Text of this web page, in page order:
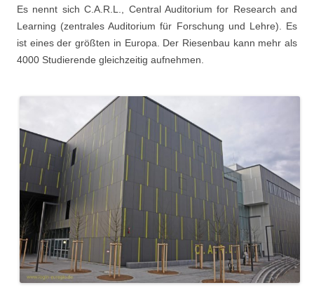
Es nennt sich C.A.R.L., Central Auditorium for Research and
Learning (zentrales Auditorium für Forschung und Lehre). Es
ist eines der größten in Europa. Der Riesenbau kann mehr als
4000 Studierende gleichzeitig aufnehmen.